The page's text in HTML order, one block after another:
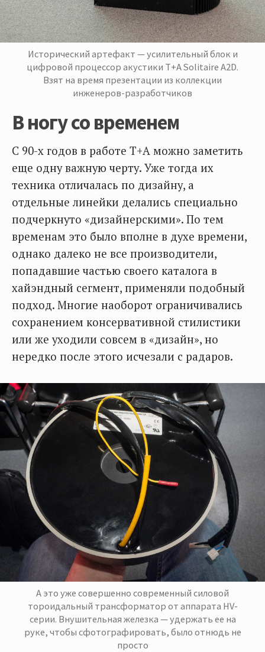
Исторический артефакт — усилительный блок и
цифровой процессор акустики T+A Solitaire A2D.
Взят на время презентации из коллекции
инженеров-разработчиков
В ногу со временем
С 90-х годов в работе T+A можно заметить
еще одну важную черту. Уже тогда их
техника отличалась по дизайну, а
отдельные линейки делались специально
подчеркнуто «дизайнерскими». По тем
временам это было вполне в духе времени,
однако далеко не все производители,
попадавшие частью своего каталога в
хайэндный сегмент, применяли подобный
подход. Многие наоборот ограничивались
сохранением консервативной стилистики
или же уходили совсем в «дизайн», но
нередко после этого исчезали с радаров.
А это уже совершенно современный силовой
тороидальный трансформатор от аппарата HV-
серии. Внушительная железка — удержать ее на
руке, чтобы сфотографировать, было отнюдь не
просто